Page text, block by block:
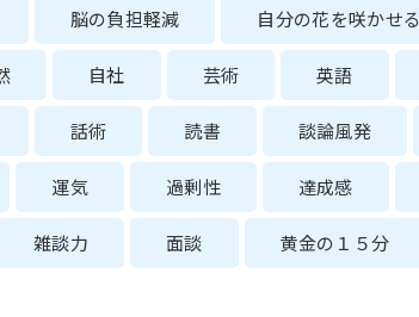
脳の負担軽減 自分の花を咲かせる
自社 芸術 英語
話術 読書 談論風発
運気 過剰性 達成感
雑談力 面談 黄金の１５分